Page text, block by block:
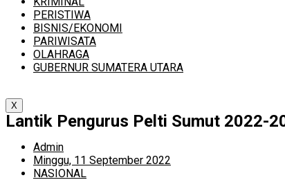
PERISTIWA
BISNIS/EKONOMI
PARIWISATA
OLAHRAGA
GUBERNUR SUMATERA UTARA
X
Lantik Pengurus Pelti Sumut 2022-
Admin
Minggu, 11 September 2022
NASIONAL